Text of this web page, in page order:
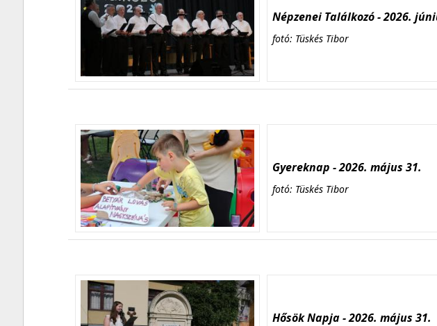
Népzenei Találkozó - 2026.
fotó: Tüskés Tibor
Gyereknap - 2026. május 31.
fotó: Tüskés Tibor
Hősök Napja - 2026. május 31.